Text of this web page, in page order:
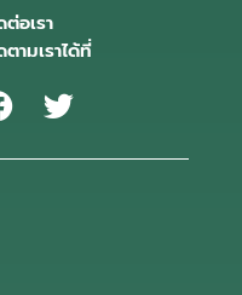
อเรา
ามเราได้ที่